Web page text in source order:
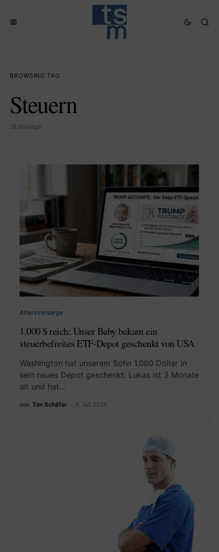
BROWSING TAG
Steuern
28 Beiträge
Altersvorsorge
1.000 $ reich: Unser Baby bekam ein
steuerbefreites ETF-Depot geschenkt von USA
Washington hat unserem Sohn 1.000 Dollar in
sein neues Depot geschenkt. Lukas ist 3 Monate
alt und hat…
von Tim Schäfer 9. Juli 2026